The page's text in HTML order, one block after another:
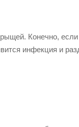
Конечно,
инфекция и